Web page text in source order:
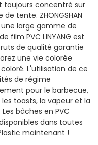
toujours concentré sur
tente. ZHONGSHAN
une large gamme de
film PVC LINYANG est
de qualité garantie
une vie colorée
L'utilisation de ce
de régime
pour le barbecue,
toasts, la vapeur et la
bâches en PVC
dans toutes
maintenant !